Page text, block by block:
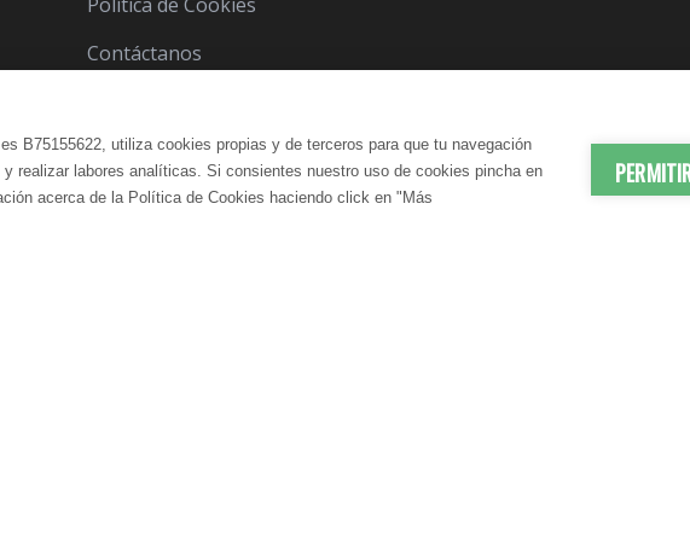
Contáctanos
© 2012-2026 LindaVita - Todos los derechos
B75155622, utiliza cookies propias y de terceros para que tu navegación
realizar labores analíticas. Si consientes nuestro uso de cookies pincha en
acerca de la Política de Cookies haciendo click en "Más